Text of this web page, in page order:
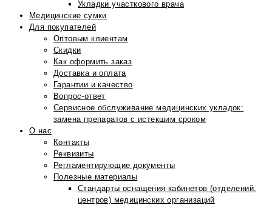
Укладки участкового врача
Медицинские сумки
Для покупателей
Оптовым клиентам
Скидки
Как оформить заказ
Доставка и оплата
Гарантии и качество
Вопрос-ответ
Сервисное обслуживание медицинских укладок:
замена препаратов с истекшим сроком
О нас
Контакты
Реквизиты
Регламентирующие документы
Полезные материалы
Стандарты оснащения кабинетов (отделений,
центров) медицинских организаций